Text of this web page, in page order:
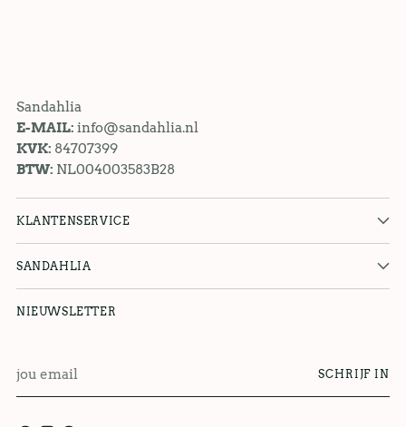
Sandahlia
E-MAIL: info@sandahlia.nl
KVK: 84707399
BTW: NL004003583B28
KLANTENSERVICE
SANDAHLIA
NIEUWSLETTER
email
SCHRIJF IN